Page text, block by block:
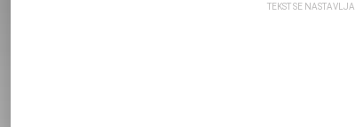
TEKST SE